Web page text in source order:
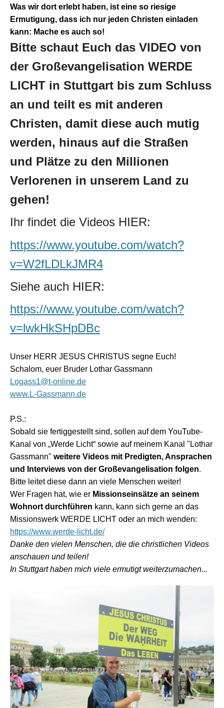
Was wir dort erlebt haben, ist eine so riesige
Ermutigung, dass ich nur jeden Christen einladen
kann: Mache es auch so!
Bitte schaut Euch das VIDEO von
der Großevangelisation WERDE
LICHT in Stuttgart bis zum Schluss
an und teilt es mit anderen
Christen, damit diese auch mutig
werden, hinaus auf die Straßen
und Plätze zu den Millionen
Verlorenen in unserem Land zu
gehen!
Ihr findet die Videos HIER:
https://www.youtube.com/watch?
v=W2fLDLkJMR4
Siehe auch HIER:
https://www.youtube.com/watch?
v=lwkHkSHpDBc
Unser HERR JESUS CHRISTUS segne Euch!
Schalom, euer Bruder Lothar Gassmann
Logass1@t-online.de
www.L-Gassmann.de
P.S.:
Sobald sie fertiggestellt sind, sollen auf dem YouTube-
Kanal von „Werde Licht“ sowie auf meinem Kanal "Lothar
Gassmann" weitere Videos mit Predigten, Ansprachen
und Interviews von der Großevangelisation folgen.
Bitte leitet diese dann an viele Menschen weiter!
Wer Fragen hat, wie er Missionseinsätze an seinem
Wohnort durchführen kann, kann sich gerne an das
Missionswerk WERDE LICHT oder an mich wenden:
https://www.werde-licht.de/
Danke den vielen Menschen, die die christlichen Videos
anschauen und teilen!
In Stuttgart haben mich viele ermutigt weiterzumachen...